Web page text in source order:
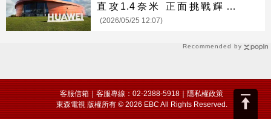
Recommended by
直攻1.4奈米 正面挑戰輝達、
AMD
(2026/05/25 12:07)
客服信箱｜客服專線：02-2388-5918｜隱私權政策
東森電視 版權所有 © 2026 EBC All Rights Reserved.